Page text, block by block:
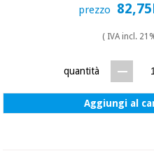
prezzo
( IVA incl.
quantità
Aggiungi al